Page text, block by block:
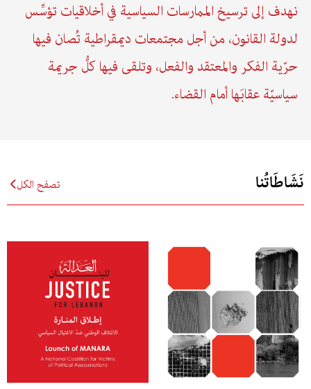
نهدف إلى ترسيخ الممارسات السياسية في أخلاقيات تؤسِّس
لدولة القانون، من أجل مجتمعات ديمقراطية تُصان فيها
حرّية الفكر والمعتقد والفعل، وتلقى فيها كلُّ جريمة
سياسيّة عقابَها أمام القضاء.
نَشَاطَاتُنا تصفح الكل